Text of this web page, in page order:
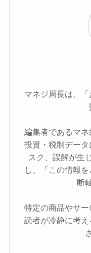
マネジ局長は、
編集者であるマネ
投資・税制デー
スク、誤解が生
し、「この情報
断
特定の商品やサー
読者が冷静に考